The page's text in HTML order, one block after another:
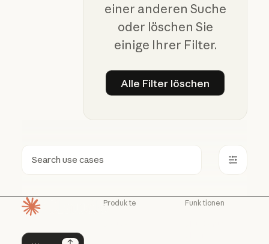
einer anderen Suche
oder löschen Sie
einige Ihrer Filter.
Alle Filter löschen
Alle Filter löschen
Produkte Funktionen